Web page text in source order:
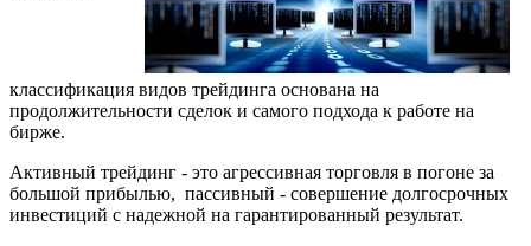
классификация видов трейдинга основана на
продолжительности сделок и самого подхода к работе на
бирже.
Активный трейдинг - это агрессивная торговля в погоне за
большой прибылью, пассивный - совершение долгосрочных
инвестиций с надежной на гарантированный результат.